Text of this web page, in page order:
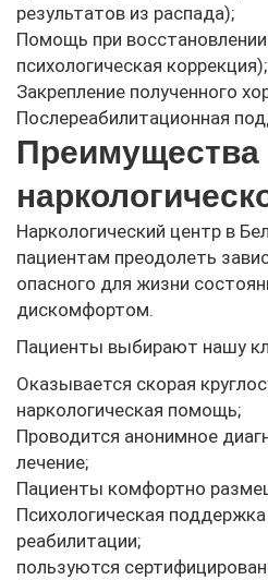
результатов из распада);
Помощь при восстановлении
психологическая коррекция);
Закрепление полученного
Послереабилитационная
Преимущества
Наркологический центр в
пациентам преодолеть
опасного для жизни
дискомфортом.
Пациенты выбирают нашу
Оказывается скорая
наркологическая помощь;
Проводится анонимное
лечение;
Пациенты комфортно
Психологическая
реабилитации;
пользуются